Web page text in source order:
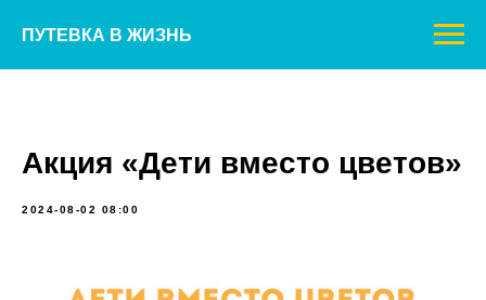
ПУТЕВКА В ЖИЗНЬ
Акция «Дети вместо цветов»
2024-08-02 08:00